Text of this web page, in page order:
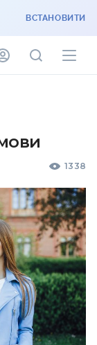
ВСТАНОВИТИ
1338